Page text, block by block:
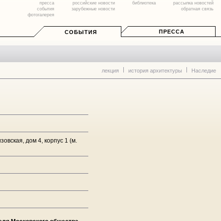
пресса
события
фотогалерея
российские новости
зарубежные новости
библиотека
рассылка новостей
обратная связь
СОБЫТИЯ ПРЕССА
лекция история архитектуры Наследие
дом 4, корпус 1 (м.